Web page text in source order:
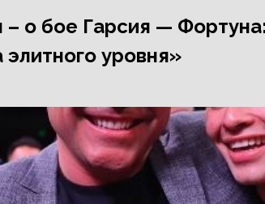
о бое Гарсия —
элитного уровня»